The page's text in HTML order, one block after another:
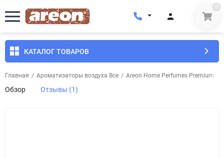
0
КАТАЛОГ ТОВАРОВ
Главная / Ароматизаторы воздуха Все / Areon Home Perfumes Premium
Обзор Отзывы (1)